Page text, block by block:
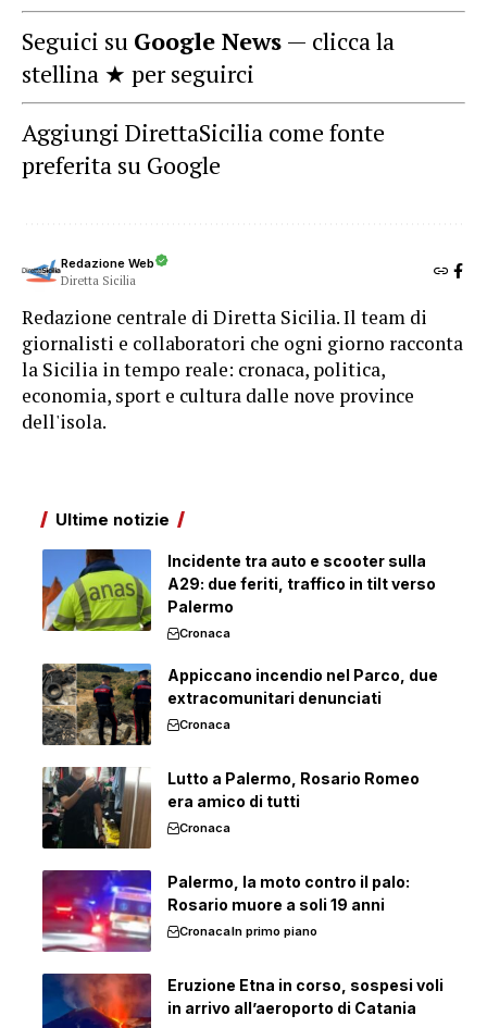
Seguici su Google News — clicca la
stellina ★ per seguirci
Aggiungi DirettaSicilia come fonte
preferita su Google
Redazione Web
Diretta Sicilia
Redazione centrale di Diretta Sicilia. Il team di
giornalisti e collaboratori che ogni giorno racconta
la Sicilia in tempo reale: cronaca, politica,
economia, sport e cultura dalle nove province
dell'isola.
Ultime notizie
Incidente tra auto e scooter sulla
A29: due feriti, traffico in tilt verso
Palermo
Cronaca
Appiccano incendio nel Parco, due
extracomunitari denunciati
Cronaca
Lutto a Palermo, Rosario Romeo
era amico di tutti
Cronaca
Palermo, la moto contro il palo:
Rosario muore a soli 19 anni
CronacaIn primo piano
Eruzione Etna in corso, sospesi voli
in arrivo all’aeroporto di Catania